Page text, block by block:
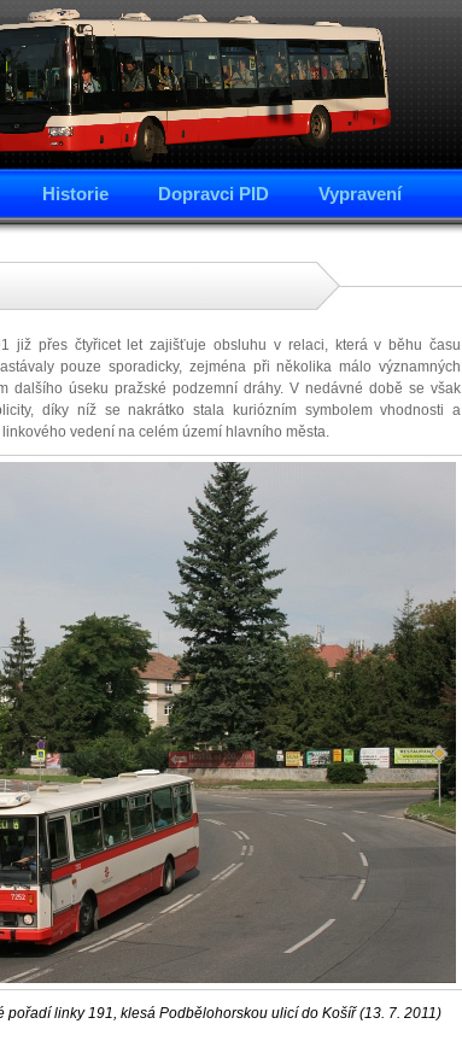
Historie Dopravci PID Vypravení
již přes čtyřicet let zajišťuje obsluhu v relaci, která v běhu času
pouze sporadicky, zejména při několika málo významných
dalšího úseku pražské podzemní dráhy. V nedávné době se však
díky níž se nakrátko stala kuriózním symbolem vhodnosti a
vedení na celém území hlavního města.
linky 191, klesá Podbělohorskou ulicí do Košíř (13. 7. 2011)